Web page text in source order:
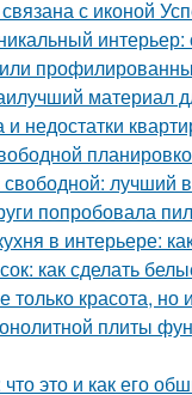
с иконой
материал
недостатки
свободной: лучший
попробовала
в интерьере:
как сделать
только красота, но
плиты
это и как его